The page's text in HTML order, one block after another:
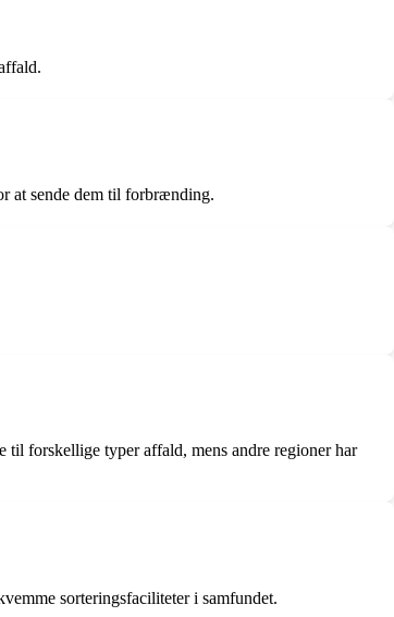
at sende dem til forbrænding.
til forskellige typer affald, mens andre regioner har
sorteringsfaciliteter i samfundet.